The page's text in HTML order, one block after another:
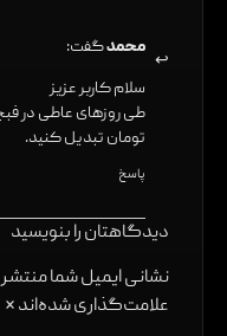
محمدگفت:
سلام کاربر عزیز
طی روزهای عاطی در
تومان تبدیل کنید.
پاسخ
دیدگاهتان را بنویسید
نشانی ایمیل شما
علامت‌گذاری شده‌اند*